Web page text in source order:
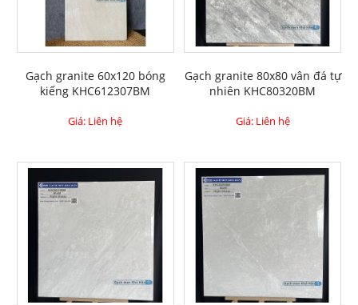
Gạch granite 60x120 bóng
kiếng KHC612307BM
Giá: Liên hệ
Gạch granite 80x80 vân đá tự
nhiên KHC80320BM
Giá: Liên hệ